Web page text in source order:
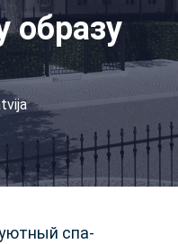
образу
спа-